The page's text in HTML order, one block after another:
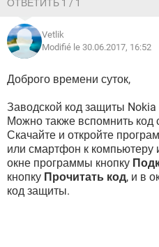
ОТВЕТИТЬ 1 / 1
Vetlik
Modifié le 30.06.2017, 16:52
Доброго времени суток,
Заводской код защиты Nokia
Можно также вспомнить
Скачайте и откройте
или смартфон к
окне программы кнопку
кнопку Прочитать код, и в
код защиты.